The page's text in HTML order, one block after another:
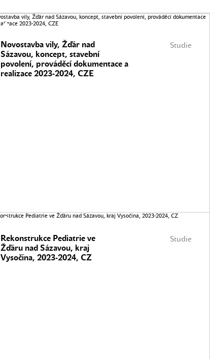
Studie
Novostavba vily, Žďár nad
Sázavou, koncept, stavební
povolení, prováděcí dokumentace a
realizace 2023-2024, CZE
Studie
Rekonstrukce Pediatrie ve
Žďáru nad Sázavou, kraj
Vysočina, 2023-2024, CZ